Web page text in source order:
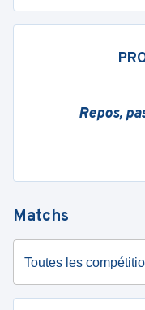
Repos,
Matchs
Toutes les